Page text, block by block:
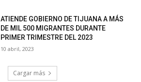
ATIENDE GOBIERNO DE TIJUANA A MÁS
DE MIL 500 MIGRANTES DURANTE
PRIMER TRIMESTRE DEL 2023
10 abril, 2023
Cargar más